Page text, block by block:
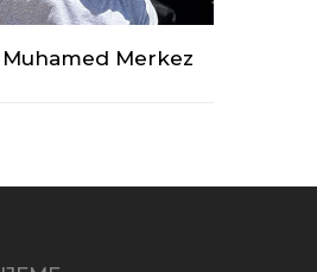
Muhamed Merkez